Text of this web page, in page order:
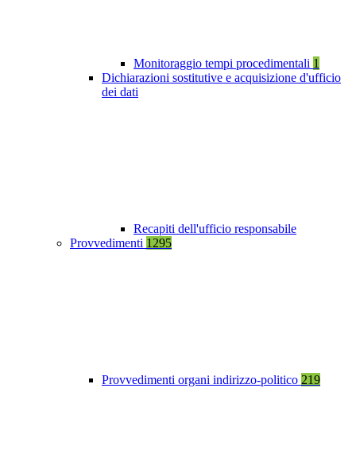
Monitoraggio tempi procedimentali 1
Dichiarazioni sostitutive e acquisizione d'ufficio
dei dati
Recapiti dell'ufficio responsabile
Provvedimenti 1295
Provvedimenti organi indirizzo-politico 219